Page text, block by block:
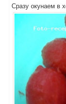
Сразу окунаем в